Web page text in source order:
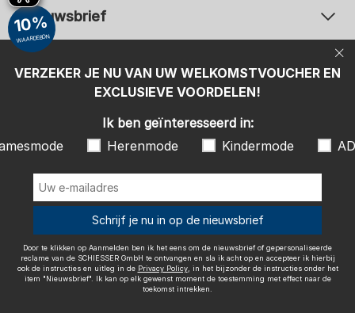
Nieuwsbrief
Uw
Uw e-mailadres
Aanmelden
Herenmode
ADIDAS
Door te klikken op Aanmelden ben ik het eens om de nieuwsbrief of
gepersonaliseerde reclame van de SCHIESSER GmbH te ontvangen en
sla ik acht op en accepteer ik hierbij ook de instructies en uitleg in de
, in het bijzonder de instructies onder het item
effect naar de toekomst intrekken.
Betaalwijzen
Wij bezorgen met
VERZEKER JE NU VAN UW WELKOMSTVOUCHER EN
EXCLUSIEVE VOORDELEN!
10%
WAARDEBON
Ik ben geïnteresseerd in:
Herenmode Kindermode
Schrijf je nu in op de nieuwsbrief
Door te klikken op Aanmelden ben ik het eens om de nieuwsbrief of gepersonaliseerde
reclame van de SCHIESSER GmbH te ontvangen en sla ik acht op en accepteer ik hierbij
ook de instructies en uitleg in de Privacy Policy, in het bijzonder de instructies onder het
item "Nieuwsbrief". Ik kan op elk gewenst moment de toestemming met effect naar de
toekomst intrekken.